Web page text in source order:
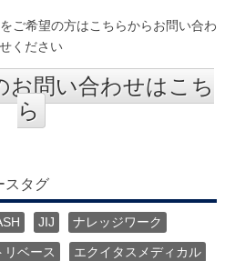
ご希望の方はこちらからお問い合わ
せください
お問い合わせはこち
ら
スタグ
JIJ ナレッジワーク
リベース エクイタスメディカル